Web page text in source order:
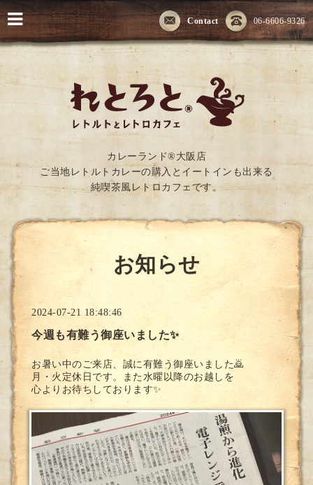
06-6606-9326
Contact
カレーランド®大阪店
ご当地レトルトカレーの購入とイートインも出来る
純喫茶風レトロカフェです。
お知らせ
2024-07-21 18:48:46
今週も有難う御座いました✨
お暑い中のご来店、誠に有難う御座いました🙇
月・火定休日です。また水曜以降のお越しを
心よりお待ちしております✨